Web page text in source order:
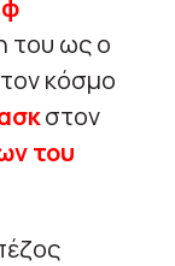
του ως ο
κόσμο
στον
του